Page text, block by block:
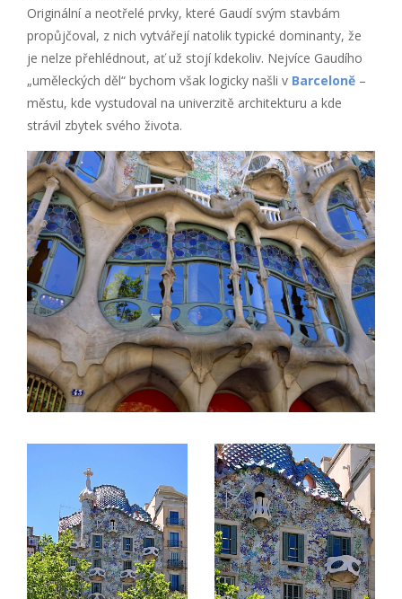
Originální a neotřelé prvky, které Gaudí svým stavbám
propůjčoval, z nich vytvářejí natolik typické dominanty, že
je nelze přehlédnout, ať už stojí kdekoliv. Nejvíce Gaudího
„uměleckých děl“ bychom však logicky našli v Barceloně –
městu, kde vystudoval na univerzitě architekturu a kde
strávil zbytek svého života.